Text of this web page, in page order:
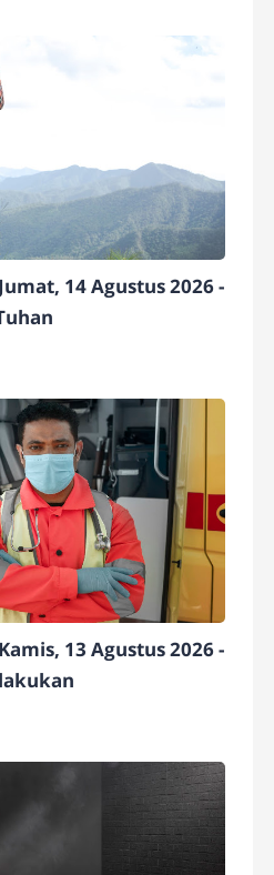
14 Agustus 2026 -
13 Agustus 2026 -